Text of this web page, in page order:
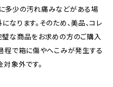
多少の汚れ痛みなどがある場
なります。そのため、美品、コレ
璧な商品をお求めの方のご購入
程で箱に傷やへこみが発生する
対象外です。